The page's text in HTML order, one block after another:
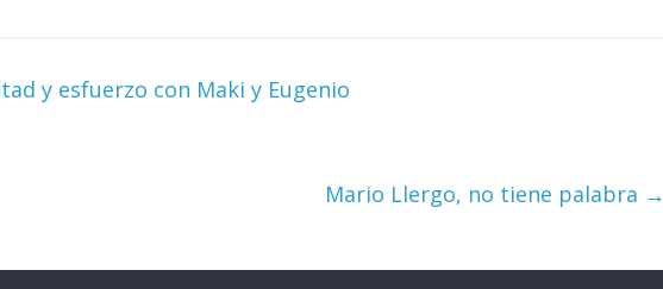
y esfuerzo con Maki y Eugenio
Mario Llergo, no tiene palabra →